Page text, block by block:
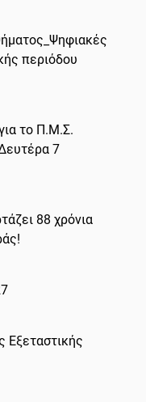
περιόδου
το Π.Μ.Σ.
7
88 χρόνια